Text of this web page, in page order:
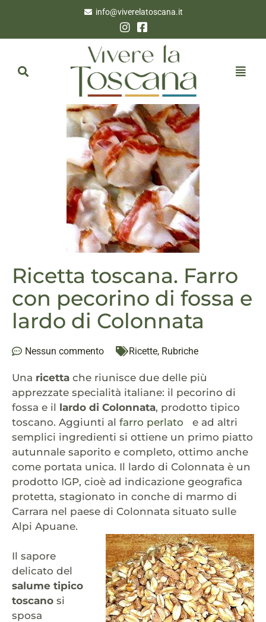
info@viverelatoscana.it
Ricetta toscana. Farro
con pecorino di fossa e
lardo di Colonnata
Nessun commento Ricette, Rubriche
Una ricetta che riunisce due delle più
apprezzate specialità italiane: il pecorino di
fossa e il lardo di Colonnata, prodotto tipico
toscano. Aggiunti al farro perlato e ad altri
semplici ingredienti si ottiene un primo piatto
autunnale saporito e completo, ottimo anche
come portata unica. Il lardo di Colonnata è un
prodotto IGP, cioè ad indicazione geografica
protetta, stagionato in conche di marmo di
Carrara nel paese di Colonnata situato sulle
Alpi Apuane.
Il sapore
delicato del
salume tipico
toscano si
sposa